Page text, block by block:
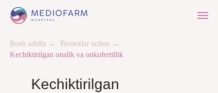
Bosh sahifa → Bemorlar uchun →
Kechiktirilgan onalik va onkofertillik
Kechiktirilgan